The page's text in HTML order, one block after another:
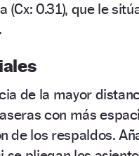
(Cx: 0.31), que le
de la mayor
con más
de los respaldos.